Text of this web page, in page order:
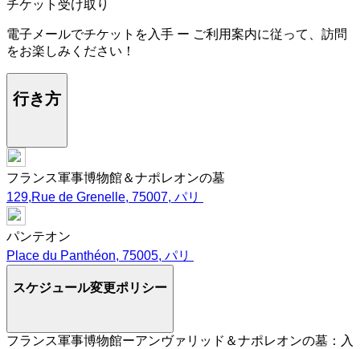
チケット受け取り
電子メールでチケットを入手 ー ご利用案内に従って、訪問
をお楽しみください！
行き方
フランス軍事博物館＆ナポレオンの墓
129,Rue de Grenelle, 75007, パリ
パンテオン
Place du Panthéon, 75005, パリ
スケジュール変更ポリシー
フランス軍事博物館ーアンヴァリッド＆ナポレオンの墓：入